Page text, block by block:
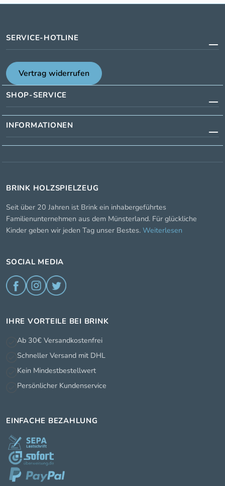
SERVICE-HOTLINE
Vertrag widerrufen
SHOP-SERVICE
INFORMATIONEN
BRINK HOLZSPIELZEUG
Seit über 20 Jahren ist Brink ein inhabergeführtes
Familienunternehmen aus dem Münsterland. Für glückliche
Kinder geben wir jeden Tag unser Bestes. Weiterlesen
SOCIAL MEDIA
IHRE VORTEILE BEI BRINK
Ab 30€ Versandkostenfrei
Schneller Versand mit DHL
Kein Mindestbestellwert
Persönlicher Kundenservice
EINFACHE BEZAHLUNG